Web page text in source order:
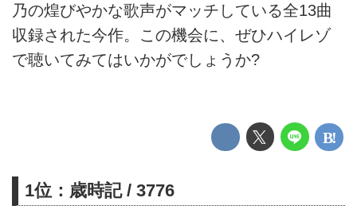
乃の煌びやかな歌声がマッチしている全13曲
収録された今作。この機会に、ぜひハイレゾ
で聴いてみてはいかがでしょうか?
1位：歳時記 / 3776